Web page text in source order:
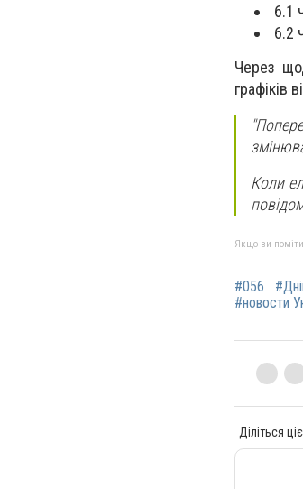
6.1
6.2
Через
графіків
Коли
Якщо ви
#056
#новости
Діліться